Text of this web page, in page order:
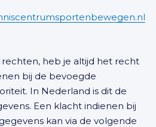
heb je altijd het recht
bij de bevoegde
In Nederland is dit de
Een klacht indienen bij
kan via de volgende